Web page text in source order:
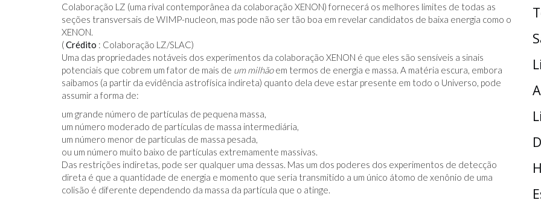
Colaboração LZ (uma rival contemporânea da colaboração XENON) fornecerá os melhores limites de todas as
seções transversais de WIMP-nucleon, mas pode não ser tão boa em revelar candidatos de baixa energia como o
XENON.
(Crédito : Colaboração LZ/SLAC)
Uma das propriedades notáveis ​​dos experimentos da colaboração XENON é que eles são sensíveis a sinais
potenciais que cobrem um fator de mais de um milhãoem termos de energia e massa. A matéria escura, embora
saibamos (a partir da evidência astrofísica indireta) quanto dela deve estar presente em todo o Universo, pode
assumir a forma de:
um grande número de partículas de pequena massa,
um número moderado de partículas de massa intermediária,
um número menor de partículas de massa pesada,
ou um número muito baixo de partículas extremamente massivas.
Das restrições indiretas, pode ser qualquer uma dessas. Mas um dos poderes dos experimentos de detecção
direta é que a quantidade de energia e momento que seria transmitido a um único átomo de xenônio de uma
colisão é diferente dependendo da massa da partícula que o atinge.